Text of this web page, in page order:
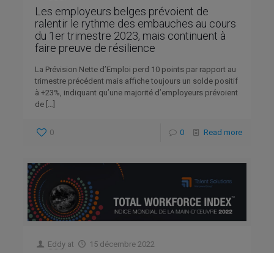
Les employeurs belges prévoient de
ralentir le rythme des embauches au cours
du 1er trimestre 2023, mais continuent à
faire preuve de résilience
La Prévision Nette d’Emploi perd 10 points par rapport au
trimestre précédent mais affiche toujours un solde positif
à +23%, indiquant qu’une majorité d’employeurs prévoient
de […]
0 0 Read more
Eddy at 15 décembre 2022